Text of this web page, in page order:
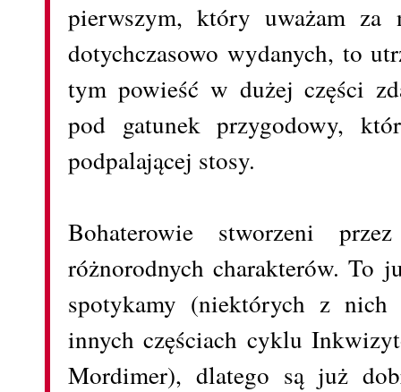
pierwszym, który uważam za
dotychczasowo wydanych, to
tym powieść w dużej części
pod gatunek przygodowy,
podpalającej stosy.
Bohaterowie stworzeni
różnorodnych charakterów. To
spotykamy (niektórych z
innych częściach cyklu
Mordimer), dlatego są już